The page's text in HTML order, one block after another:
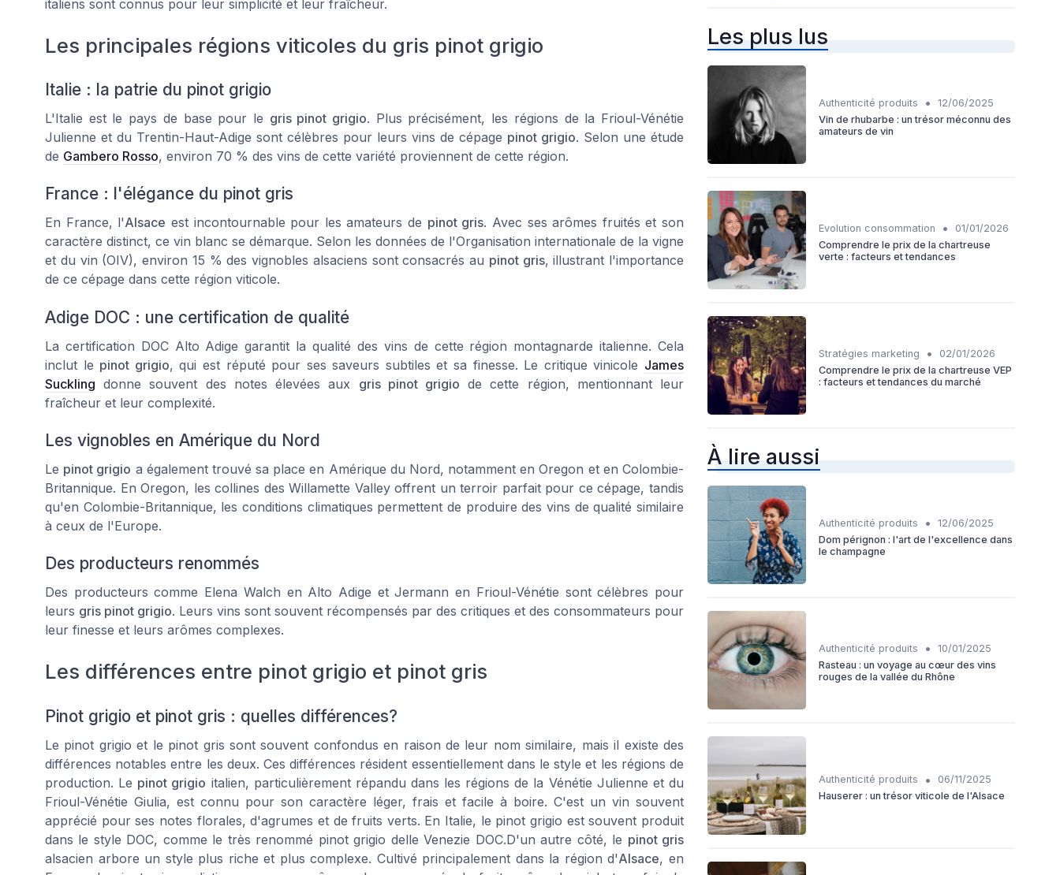
italiens sont connus pour leur simplicité et leur fraîcheur.
Les principales régions viticoles du gris pinot grigio
Italie : la patrie du pinot grigio
L'Italie est le pays de base pour le gris pinot grigio. Plus précisément, les régions de la Frioul-Vénétie
Julienne et du Trentin-Haut-Adige sont célèbres pour leurs vins de cépage pinot grigio. Selon une étude
de Gambero Rosso, environ 70 % des vins de cette variété proviennent de cette région.
France : l'élégance du pinot gris
En France, l'Alsace est incontournable pour les amateurs de pinot gris. Avec ses arômes fruités et son
caractère distinct, ce vin blanc se démarque. Selon les données de l'Organisation internationale de la vigne
et du vin (OIV), environ 15 % des vignobles alsaciens sont consacrés au pinot gris, illustrant l'importance
de ce cépage dans cette région viticole.
Adige DOC : une certification de qualité
La certification DOC Alto Adige garantit la qualité des vins de cette région montagnarde italienne. Cela
inclut le pinot grigio, qui est réputé pour ses saveurs subtiles et sa finesse. Le critique vinicole James
Suckling donne souvent des notes élevées aux gris pinot grigio de cette région, mentionnant leur
fraîcheur et leur complexité.
Les vignobles en Amérique du Nord
Le pinot grigio a également trouvé sa place en Amérique du Nord, notamment en Oregon et en Colombie-
Britannique. En Oregon, les collines des Willamette Valley offrent un terroir parfait pour ce cépage, tandis
qu'en Colombie-Britannique, les conditions climatiques permettent de produire des vins de qualité similaire
à ceux de l'Europe.
Des producteurs renommés
Des producteurs comme Elena Walch en Alto Adige etJermann en Frioul-Vénétie sont célèbres pour
leurs gris pinot grigio. Leurs vins sont souvent récompensés par des critiques et des consommateurs pour
leur finesse et leurs arômes complexes.
Les différences entre pinot grigio et pinot gris
Pinot grigio et pinot gris : quelles différences?
Le pinot​ grigio et le pinot gris sont souvent confondus en raison de leur nom similaire, mais il existe des
différences notables entre les deux. Ces différences résident essentiellement dans le style et les régions de
production. Le pinot grigio italien, particulièrement répandu dans les régions de la Vénétie Julienne et du
Frioul-Vénétie Giulia, est connu pour son caractère léger, frais et facile à boire. C'est un vin souvent
apprécié pour ses notes florales, d'agrumes et defruits verts. En Italie, le pinot grigio est souvent produit
dans le style DOC, comme le très renommé pinot grigio delle Venezie DOC.D'un autre côté, le pinot gris
alsacien arbore un style plus riche et plus complexe. Cultivé principalement dans la région d'Alsace, en
Les plus lus
Authenticité produits •
12/06/2025
Vin de rhubarbe : un trésor méconnu des
amateurs de vin
Evolution consommation •
01/01/2026
Comprendre le prix de la chartreuse
verte : facteurs et tendances
Stratégies marketing •
02/01/2026
Comprendre le prix de la chartreuse VEP
: facteurs et tendances du marché
À lire aussi
Authenticité produits •
12/06/2025
Dom pérignon : l'art de l'excellence dans
le champagne
Authenticité produits •
10/01/2025
Rasteau : un voyage au cœur des vins
rouges de la vallée du Rhône
Authenticité produits •
06/11/2025
Hauserer : un trésor viticole de l'Alsace